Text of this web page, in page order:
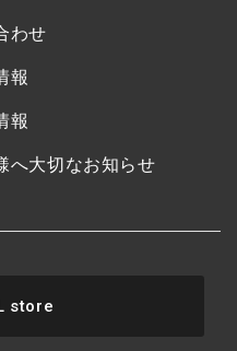
わせ
報
報
へ大切なお知らせ
store